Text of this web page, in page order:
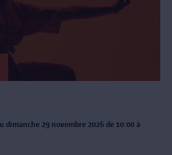
dimanche 29 novembre 2026 de 10:00 à